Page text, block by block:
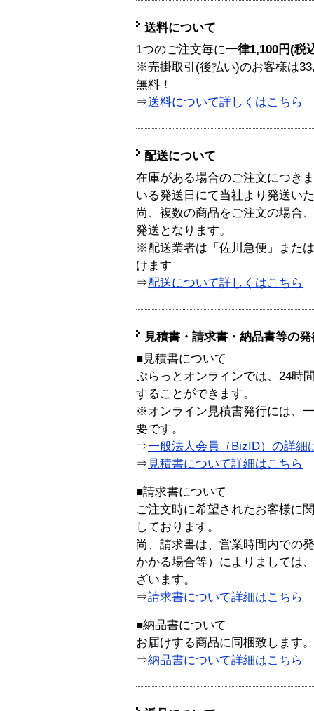
送料について
1つのご注文毎に一律1,100円(税
※売掛取引(後払い)のお客様は
無料！
⇒送料について詳しくはこちら
配送について
在庫がある場合のご注文につき
いる発送日にて当社より発送い
尚、複数の商品をご注文の場合
発送となります。
※配送業者は「佐川急便」また
けます
⇒配送について詳しくはこちら
見積書・請求書・納品書等の
■見積書について
ぷらっとオンラインでは、24時
することができます。
※オンライン見積書発行には、
要です。
⇒一般法人会員（BizID）の詳細
⇒ 見積書について詳細はこちら
■請求書について
ご注文時に希望されたお客様に
しております。
尚、請求書は、営業時間内での
かかる場合等）によりましては
ざいます。
⇒請求書について詳細はこちら
■納品書について
お届けする商品に同梱致します。
⇒納品書について詳細はこちら